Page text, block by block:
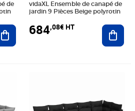
de
Ajouter au panier
vidaXL Ensemble de canapé de
jardin 9 Pièces Beige polyrotin
684,08€ HT